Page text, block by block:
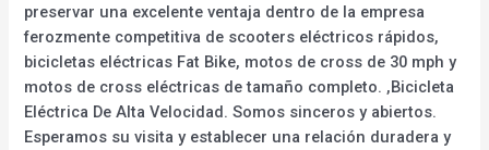
preservar una excelente ventaja dentro de la empresa
ferozmente competitiva de scooters eléctricos rápidos,
bicicletas eléctricas Fat Bike, motos de cross de 30 mph y
motos de cross eléctricas de tamaño completo. ,Bicicleta
Eléctrica De Alta Velocidad. Somos sinceros y abiertos.
Esperamos su visita y establecer una relación duradera y